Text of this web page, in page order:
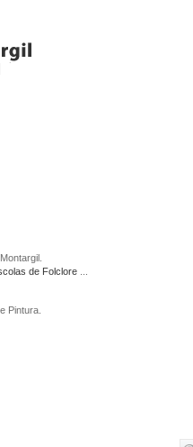
de Folclore
Pintura.